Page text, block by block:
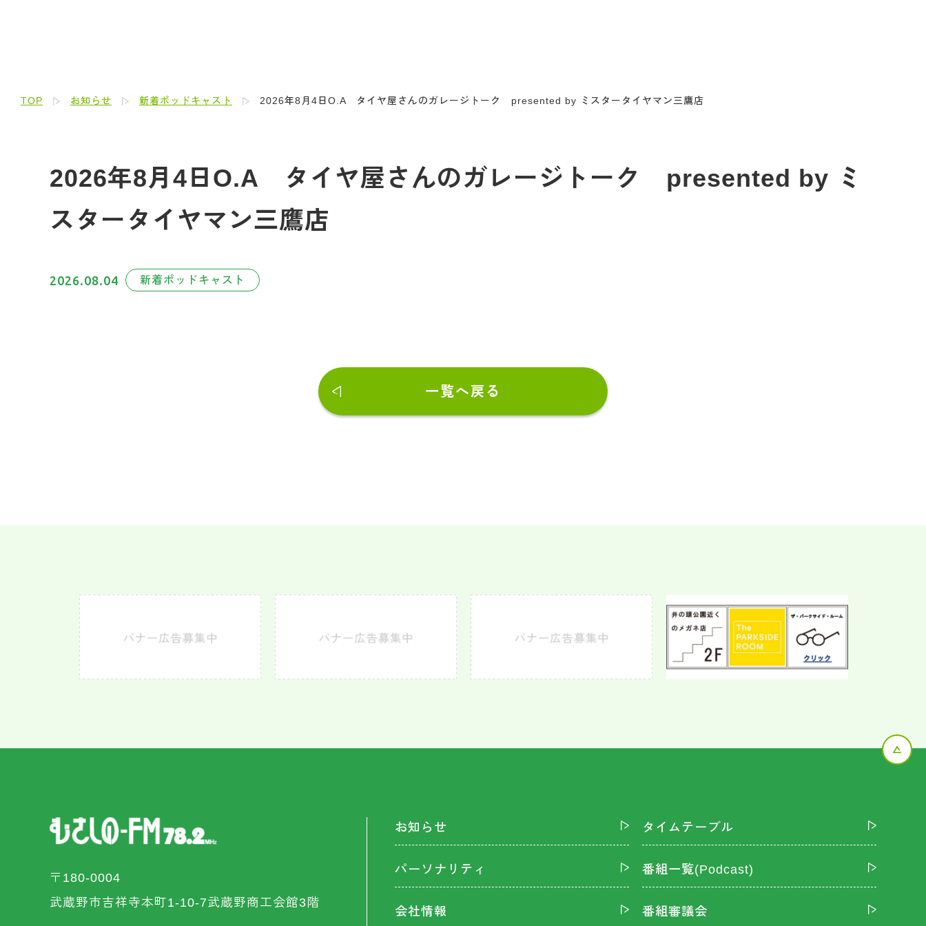
TOP お知らせ 新着ポッドキャスト 2026年8月4日O.A タイヤ屋さんのガレージトーク presented by ミスタータイヤマン三鷹店
2026年8月4日O.A タイヤ屋さんのガレージトーク presented by ミ
スタータイヤマン三鷹店
2026.08.04 新着ポッドキャスト
一覧へ戻る
〒180-0004
武蔵野市吉祥寺本町1-10-7武蔵野商工会館3階
お知らせ タイムテーブル
パーソナリティ 番組一覧(Podcast)
会社情報 番組審議会